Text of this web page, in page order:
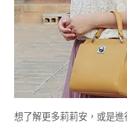
想了解更多莉莉安，或是